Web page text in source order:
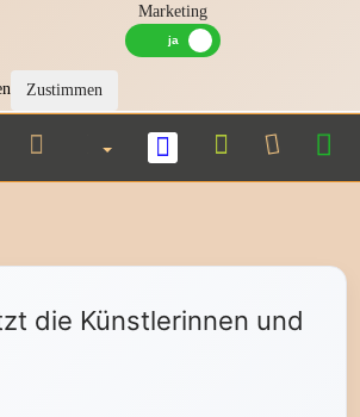
Marketing
Zustimmen
die Künstlerinnen und